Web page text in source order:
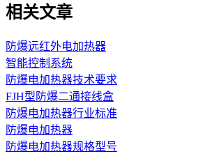
相关文章
防爆远红外电加热器
智能控制系统
防爆电加热器技术要求
FJH型防爆二通接线盒
防爆电加热器行业标准
防爆电加热器
防爆电加热器规格型号